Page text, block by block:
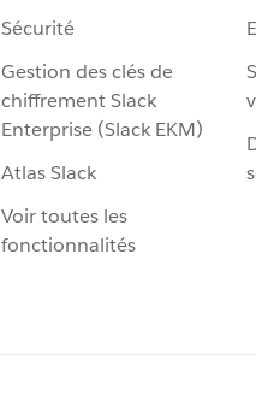
Sécurité
Gestion des clés de
chiffrement Slack
Enterprise (Slack EKM)
Atlas Slack
Voir toutes les
fonctionnalités